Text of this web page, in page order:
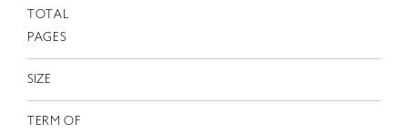
TOTAL
PAGES
SIZE
TERM OF